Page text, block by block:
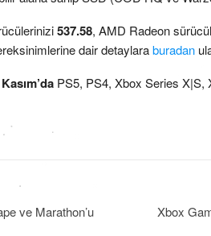
537.58, AMD Radeon
dair detaylaraburadan
PS5, PS4, Xbox Series X|S,
ve Marathon’u
Xbox